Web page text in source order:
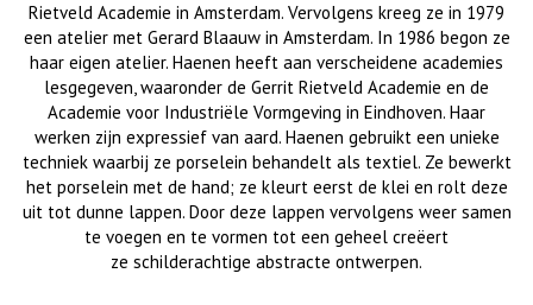
Rietveld Academie in Amsterdam. Vervolgens kreeg ze in 1979
een atelier met Gerard Blaauw in Amsterdam. In 1986 begon ze
haar eigen atelier. Haenen heeft aan verscheidene academies
lesgegeven, waaronder de Gerrit Rietveld Academie en de
Academie voor Industriële Vormgeving in Eindhoven. Haar
werken zijn expressief van aard. Haenen gebruikt een unieke
techniek waarbij ze porselein behandelt als textiel. Ze bewerkt
het porselein met de hand; ze kleurt eerst de klei en rolt deze
uit tot dunne lappen. Door deze lappen vervolgens weer samen
te voegen en te vormen tot een geheel creëert
ze schilderachtige abstracte ontwerpen.